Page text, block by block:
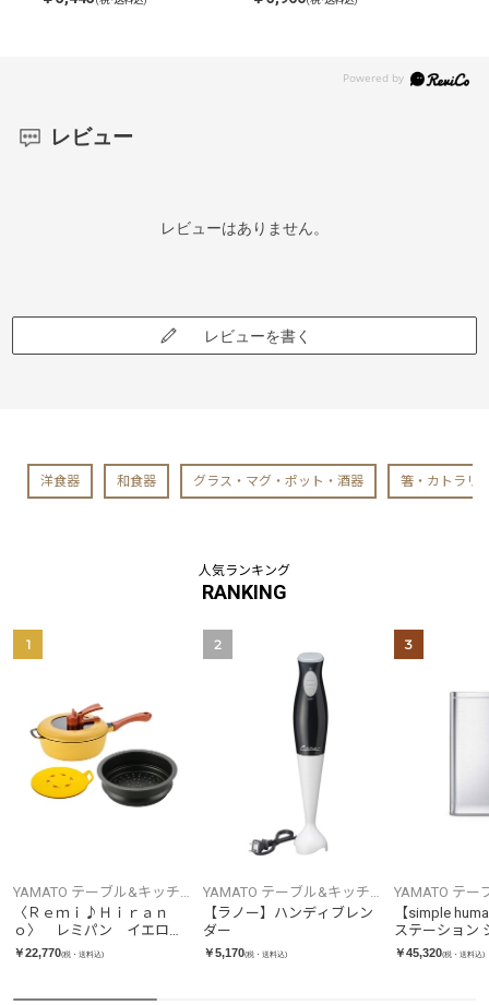
レビュー
レビューはありません。
レビューを書く
洋食器 和食器 グラス・マグ・ポット・酒器 箸・カトラリ
人気ランキング
RANKING
1
YAMATO テーブル&キッチ
ン
〈Ｒｅｍｉ♪Ｈｉｒａｎ
ｏ〉 レミパン イエロ
ー ３点セット
￥22,770(税・送料込)
2
YAMATO テーブル&キッチ
ン
【ラノー】ハンディブレン
ダー
￥5,170(税・送料込)
3
YAMATO テー
ン
【simple
ステーション
ンレス ST4000
￥45,320(税・送料込)